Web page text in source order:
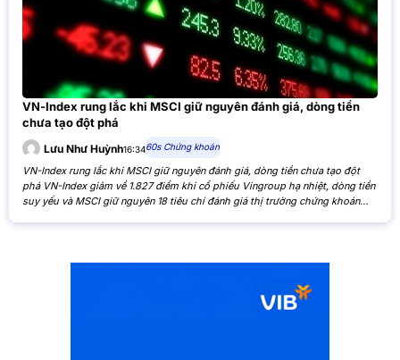
VN-Index rung lắc khi MSCI giữ nguyên đánh giá, dòng tiền
chưa tạo đột phá
Lưu Như Huỳnh16:3460s Chứng khoán
VN-Index rung lắc khi MSCI giữ nguyên đánh giá, dòng tiền chưa tạo đột
phá VN-Index giảm về 1.827 điểm khi cổ phiếu Vingroup hạ nhiệt, dòng tiền
suy yếu và MSCI giữ nguyên 18 tiêu chí đánh giá thị trường chứng khoán